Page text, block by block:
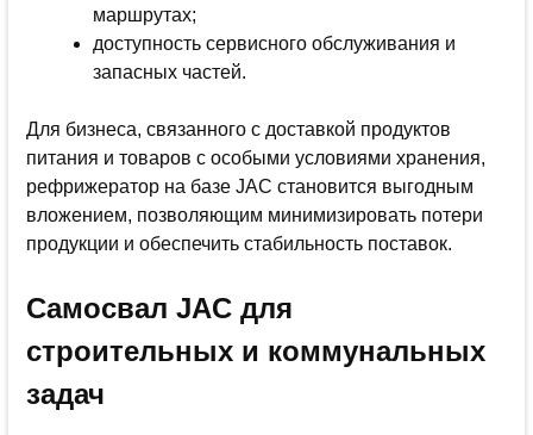
маршрутах;
доступность сервисного обслуживания и
запасных частей.
Для бизнеса, связанного с доставкой продуктов
питания и товаров с особыми условиями хранения,
рефрижератор на базе JAC становится выгодным
вложением, позволяющим минимизировать потери
продукции и обеспечить стабильность поставок.
Самосвал JAC для
строительных и коммунальных
задач